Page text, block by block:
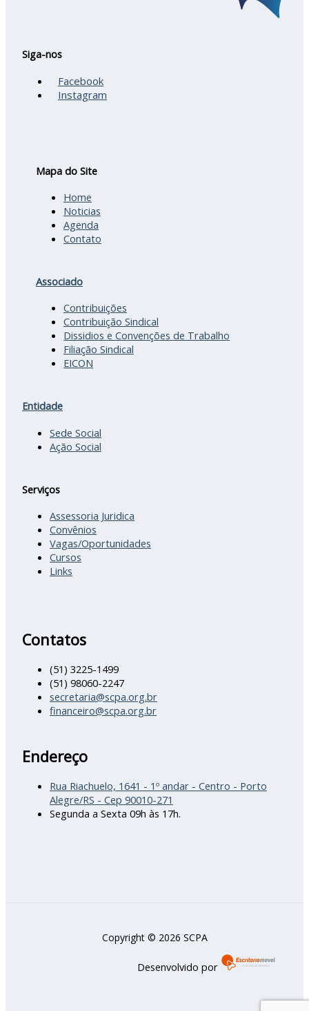
Siga-nos
Facebook
Instagram
Mapa do Site
Home
Noticias
Agenda
Contato
Associado
Contribuições
Contribuição Sindical
Dissidios e Convenções de Trabalho
Filiação Sindical
EICON
Entidade
Sede Social
Ação Social
Serviços
Assessoria Juridica
Convênios
Vagas/Oportunidades
Cursos
Links
Contatos
(51) 3225-1499
(51) 98060-2247
secretaria@scpa.org.br
financeiro@scpa.org.br
Endereço
Rua Riachuelo, 1641 - 1º andar - Centro - Porto
Alegre/RS - Cep 90010-271
Segunda a Sexta 09h às 17h.
Copyright © 2026 SCPA
Desenvolvido por